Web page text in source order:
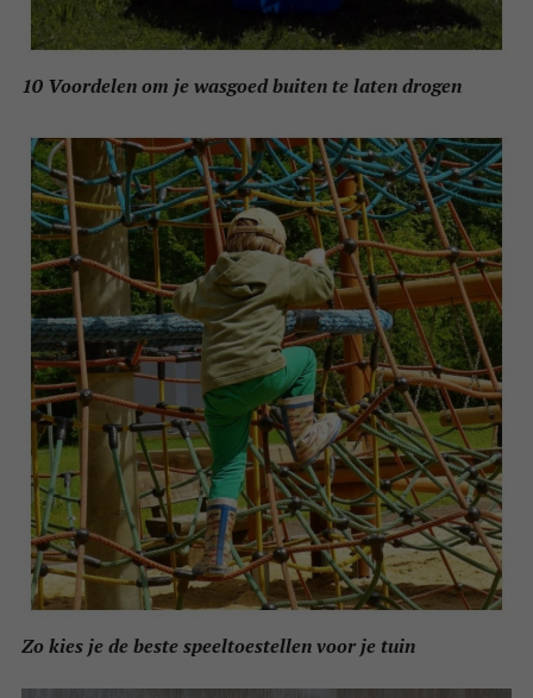
10 Voordelen om je wasgoed buiten te laten drogen
Zo kies je de beste speeltoestellen voor je tuin